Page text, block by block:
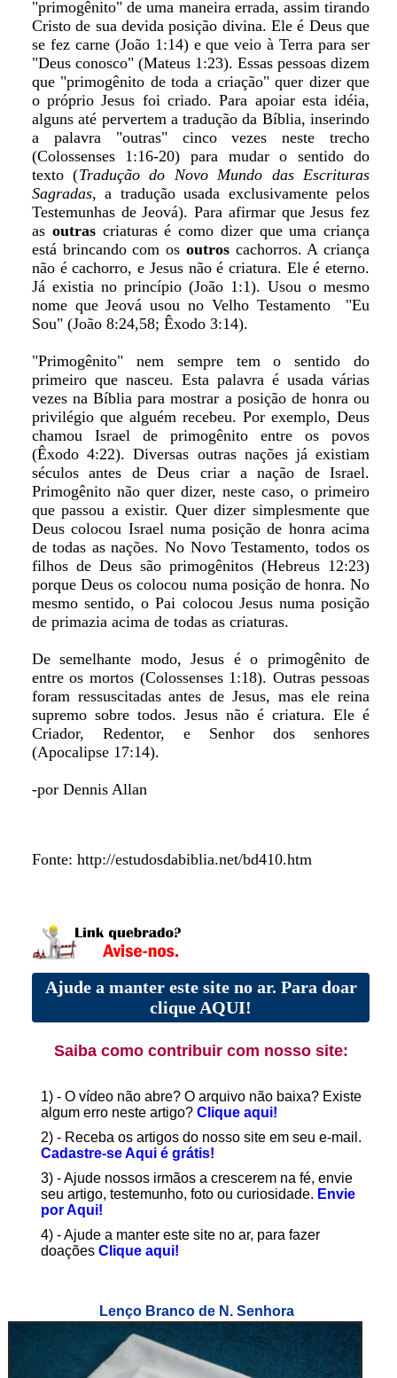
"primogênito" de uma maneira errada, assim tirando
Cristo de sua devida posição divina. Ele é Deus que
se fez carne (João 1:14) e que veio à Terra para ser
"Deus conosco" (Mateus 1:23). Essas pessoas dizem
que "primogênito de toda a criação" quer dizer que
o próprio Jesus foi criado. Para apoiar esta idéia,
alguns até pervertem a tradução da Bíblia, inserindo
a palavra "outras" cinco vezes neste trecho
(Colossenses 1:16-20) para mudar o sentido do
texto (Tradução do Novo Mundo das Escrituras
Sagradas, a tradução usada exclusivamente pelos
Testemunhas de Jeová). Para afirmar que Jesus fez
as outrascriaturas é como dizer que uma criança
está brincando com os outroscachorros. A criança
não é cachorro, e Jesus não é criatura. Ele é eterno.
Já existia no princípio (João 1:1). Usou o mesmo
nome que Jeová usou no Velho Testamento ­ "Eu
Sou" (João 8:24,58; Êxodo 3:14).
"Primogênito" nem sempre tem o sentido do
primeiro que nasceu. Esta palavra é usada várias
vezes na Bíblia para mostrar a posição de honra ou
privilégio que alguém recebeu. Por exemplo, Deus
chamou Israel de primogênito entre os povos
(Êxodo 4:22). Diversas outras nações já existiam
séculos antes de Deus criar a nação de Israel.
Primogênito não quer dizer, neste caso, o primeiro
que passou a existir. Quer dizer simplesmente que
Deus colocou Israel numa posição de honra acima
de todas as nações. No Novo Testamento, todos os
filhos de Deus são primogênitos (Hebreus 12:23)
porque Deus os colocou numa posição de honra. No
mesmo sentido, o Pai colocou Jesus numa posição
de primazia acima de todas as criaturas.
De semelhante modo, Jesus é o primogênito de
entre os mortos (Colossenses 1:18). Outras pessoas
foram ressuscitadas antes de Jesus, mas ele reina
supremo sobre todos. Jesus não é criatura. Ele é
Criador, Redentor, e Senhor dos senhores
(Apocalipse 17:14).
-por Dennis Allan
Fonte: http://estudosdabiblia.net/bd410.htm
Ajude a manter este site no ar. Para doar
clique AQUI!
Saiba como contribuir com nosso site:
1) - O vídeo não abre? O arquivo não baixa? Existe
algum erro neste artigo? Clique aqui!
2) - Receba os artigos do nosso site em seu e-mail.
Cadastre-se Aqui é grátis!
3) - Ajude nossos irmãos a crescerem na fé, envie
seu artigo, testemunho, foto ou curiosidade. Envie
por Aqui!
4) - Ajude a manter este site no ar, para fazer
doações Clique aqui!
Lenço Branco de N. Senhora